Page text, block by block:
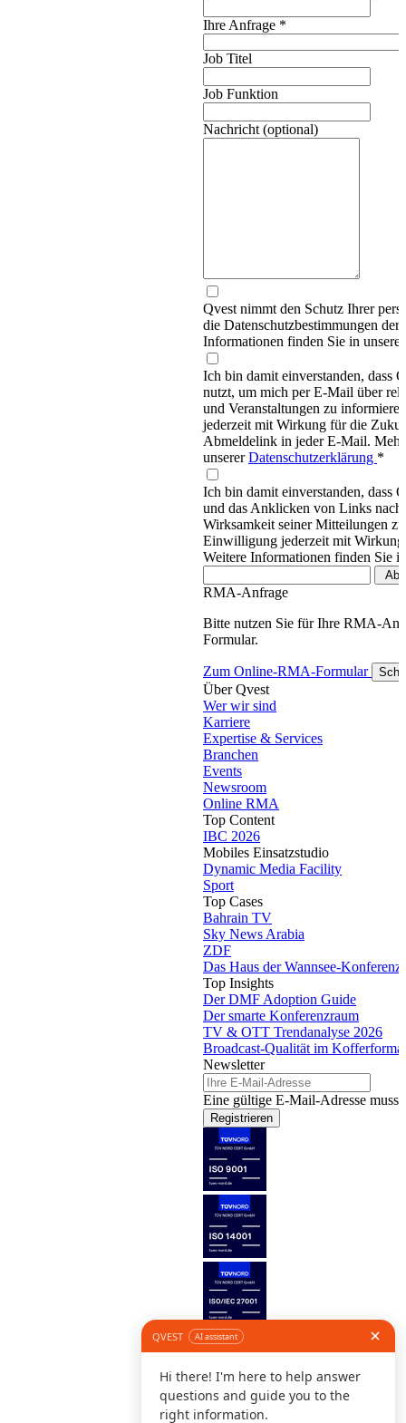
Ihre Anfrage *
Job Titel
Job Funktion
Nachricht (optional)
Qvest nimmt den Schutz Ihrer
die Datenschutzbestimmungen
Informationen finden Sie in
Ich bin damit einverstanden, dass
nutzt, um mich per E-Mail über
und Veranstaltungen zu
jederzeit mit Wirkung für die
Abmeldelink in jeder E-Mail.
unsererDatenschutzerklärung *
Ich bin damit einverstanden, dass
und das Anklicken von Links
Wirksamkeit seiner Mitteilungen
Einwilligung jederzeit mit
Weitere Informationen finden Sie
RMA-Anfrage
Bitte nutzen Sie für Ihre RMA-
Formular.
Zum Online-RMA-Formular
Über Qvest
Wer wir sind
Karriere
Expertise & Services
Branchen
Events
Newsroom
Online RMA
Top Content
IBC 2026
Mobiles Einsatzstudio
Dynamic Media Facility
Sport
Top Cases
Bahrain TV
Sky News Arabia
ZDF
Das Haus der Wannsee-Konferenz
Top Insights
Der DMF Adoption Guide
Der smarte Konferenzraum
TV & OTT Trendanalyse 2026
Broadcast-Qualität im Kofferformat
Newsletter
Eine gültige E-Mail-Adresse muss
Registrieren
Folge uns